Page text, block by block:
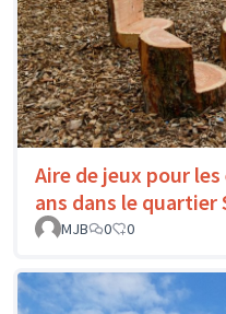
Aire de jeux pour
ans dans le quartier
MJB
0 0